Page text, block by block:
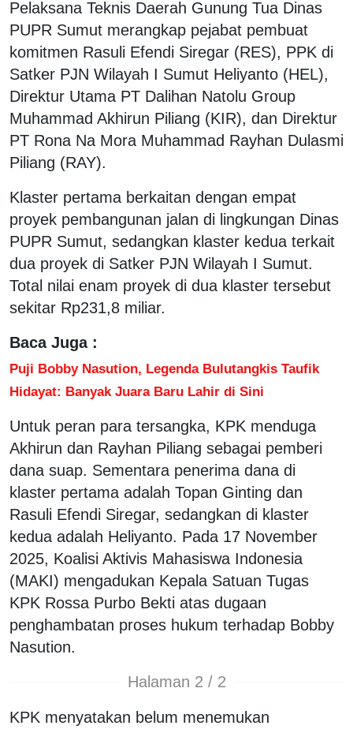
Pelaksana Teknis Daerah Gunung Tua Dinas
PUPR Sumut merangkap pejabat pembuat
komitmen Rasuli Efendi Siregar (RES), PPK di
Satker PJN Wilayah I Sumut Heliyanto (HEL),
Direktur Utama PT Dalihan Natolu Group
Muhammad Akhirun Piliang (KIR), dan Direktur
PT Rona Na Mora Muhammad Rayhan Dulasmi
Piliang (RAY).
Klaster pertama berkaitan dengan empat
proyek pembangunan jalan di lingkungan Dinas
PUPR Sumut, sedangkan klaster kedua terkait
dua proyek di Satker PJN Wilayah I Sumut.
Total nilai enam proyek di dua klaster tersebut
sekitar Rp231,8 miliar.
Baca Juga :
Puji Bobby Nasution, Legenda Bulutangkis Taufik
Hidayat: Banyak Juara Baru Lahir di Sini
Untuk peran para tersangka, KPK menduga
Akhirun dan Rayhan Piliang sebagai pemberi
dana suap. Sementara penerima dana di
klaster pertama adalah Topan Ginting dan
Rasuli Efendi Siregar, sedangkan di klaster
kedua adalah Heliyanto. Pada 17 November
2025, Koalisi Aktivis Mahasiswa Indonesia
(MAKI) mengadukan Kepala Satuan Tugas
KPK Rossa Purbo Bekti atas dugaan
penghambatan proses hukum terhadap Bobby
Nasution.
Halaman 2 / 2
KPK menyatakan belum menemukan